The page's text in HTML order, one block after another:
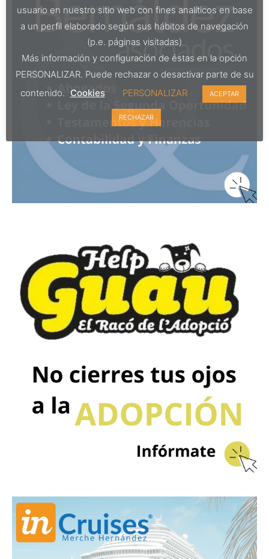
usuario en nuestro sitio web con fines analíticos en base
a un perfil elaborado según sus hábitos de navegación
(p.e. páginas visitadas)
Más información y configuración de éstas en la opción
PERSONALIZAR. Puede rechazar o desactivar parte de su
contenido. Cookies PERSONALIZAR ACEPTAR
RECHAZAR